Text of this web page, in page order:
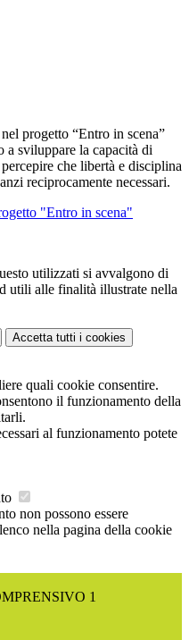
progetto “Entro in scena”
sviluppare la capacità di
che libertà e disciplina
reciprocamente necessari.
"Entro in scena"
utilizzati si avvalgono di
utili alle finalità illustrate nella
Accetta tutti i cookies
quali cookie consentire.
il funzionamento della
al funzionamento potete
non possono essere
nella pagina della cookie
1